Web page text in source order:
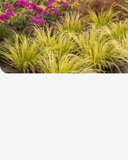
Semena, sadba